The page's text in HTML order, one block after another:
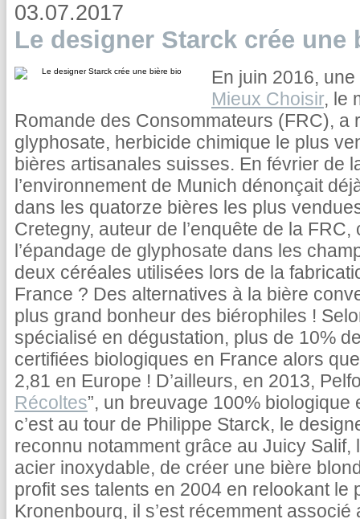
03.07.2017
Le designer Starck crée une
En juin 2016,
Mieux Choisir, le
Romande des Consommateurs (FRC), a
glyphosate, herbicide chimique le plus
bières artisanales suisses. En février de
l’environnement de Munich dénonçait
dans les quatorze bières les plus
Cretegny, auteur de l’enquête de la
l’épandage de glyphosate dans les
deux céréales utilisées lors de la
France ? Des alternatives à la bière
plus grand bonheur des biérophiles !
spécialisé en dégustation, plus de 10%
certifiées biologiques en France alors
2,81 en Europe ! D’ailleurs, en 2013,
Récoltes”, un breuvage 100% biologique
c’est au tour de Philippe Starck, le
reconnu notamment grâce au Juicy
acier inoxydable, de créer une bière
profit ses talents en 2004 en relookant le
Kronenbourg, il s’est récemment